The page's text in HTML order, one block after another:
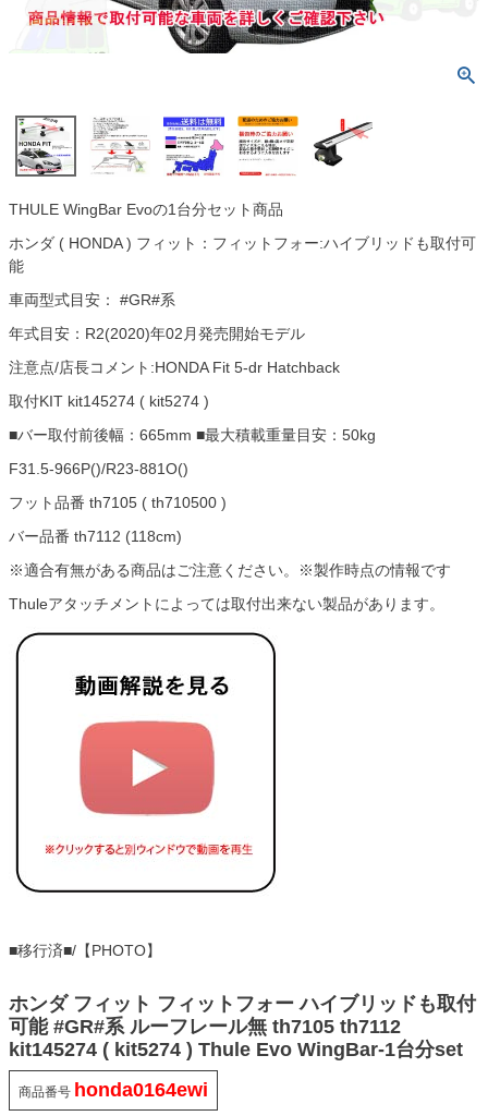
THULE WingBar Evoの1台分セット商品
ホンダ ( HONDA ) フィット：フィットフォー:ハイブリッドも取付可
能
車両型式目安： #GR#系
年式目安：R2(2020)年02月発売開始モデル
注意点/店長コメント:HONDA Fit 5-dr Hatchback
取付KIT kit145274 ( kit5274 )
■バー取付前後幅：665mm ■最大積載重量目安：50kg
F31.5-966P()/R23-881O()
フット品番 th7105 ( th710500 )
バー品番 th7112 (118cm)
※適合有無がある商品はご注意ください。※製作時点の情報です
Thuleアタッチメントによっては取付出来ない製品があります。
■移行済■/【PHOTO】
ホンダ フィット フィットフォー ハイブリッドも取付
可能 #GR#系 ルーフレール無 th7105 th7112
kit145274 ( kit5274 ) Thule Evo WingBar-1台分set
商品番号 honda0164ewi